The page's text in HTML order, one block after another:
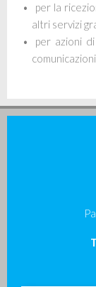
per la
altri servizi
per azioni